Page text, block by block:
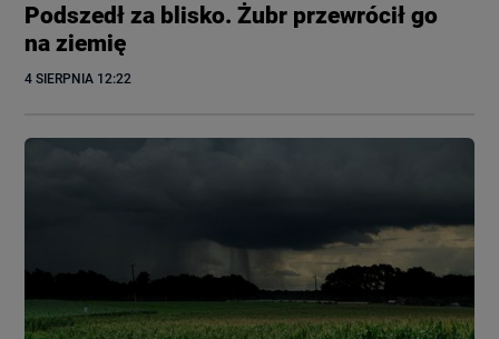
Podszedł za blisko. Żubr przewrócił go
na ziemię
4 SIERPNIA 12:22